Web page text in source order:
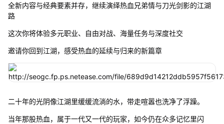
全新内容与经典要素并存，继续演绎热血兄弟情与刀光剑影的江湖
路
这次你将体验多元职业、自由对战、海量任务与深度社交
邀请你回到江湖，感受热血的延续与归来的新篇章
二十年的光阴像江湖里缓缓流淌的水，带走喧嚣也洗净了浮躁。
当年那股热血，属于一代又一代的玩家，如今仍在众多记忆里闪